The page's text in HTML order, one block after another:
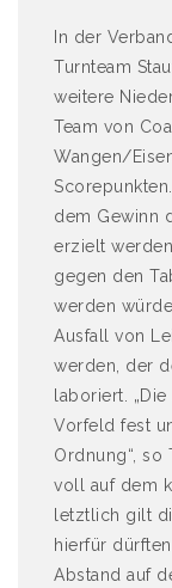
In der
Turnteam
weitere
Team von
Wangen/
dem Gewinn
erzielt
gegen den
werden
Ausfall von
werden, der
laboriert.
Vorfeld fest
Ordnung“, so
voll auf dem
letztlich gilt
hierfür
Abstand auf